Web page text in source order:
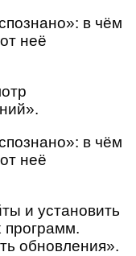
и установить
обновления».